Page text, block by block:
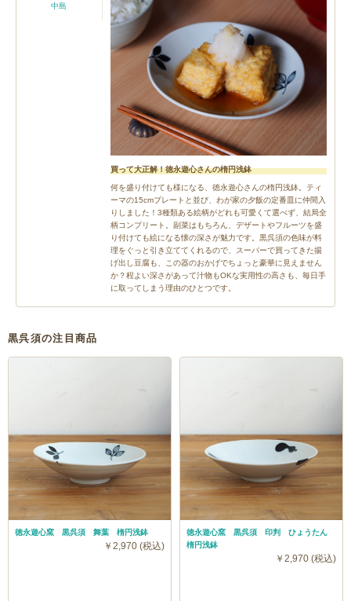
中島
買って大正解！徳永遊心さんの楕円浅鉢
何を盛り付けても様になる、徳永遊心さんの楕円浅鉢。ティ
ーマの15cmプレートと並び、わが家の夕飯の定番皿に仲間入
りしました！3種類ある絵柄がどれも可愛くて選べず、結局全
柄コンプリート。副菜はもちろん、デザートやフルーツを盛
り付けても絵になる懐の深さが魅力です。黒呉須の色味が料
理をぐっと引き立ててくれるので、スーパーで買ってきた揚
げ出し豆腐も、この器のおかげでちょっと豪華に見えません
か？程よい深さがあって汁物もOKな実用性の高さも、毎日手
に取ってしまう理由のひとつです。
黒呉須の注目商品
徳永遊心窯 黒呉須 舞葉 楕円浅鉢
￥2,970 (税込)
徳永遊心窯 黒呉須 印判 ひょうたん
楕円浅鉢
￥2,970 (税込)